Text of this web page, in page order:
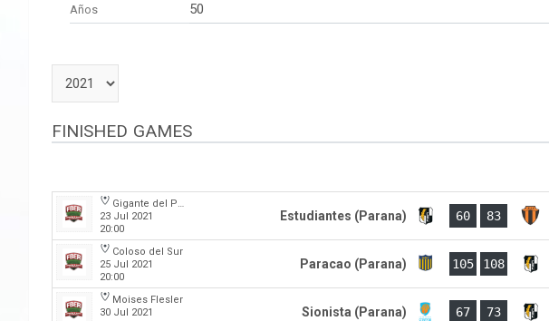
Años 50
FINISHED GAMES
Gigante del Parque
23 Jul 2021
20:00
Estudiantes (Parana) 60 83
Coloso del Sur
25 Jul 2021
20:00
Paracao (Parana) 105 108
Moises Flesler
30 Jul 2021
Sionista (Parana) 67 73